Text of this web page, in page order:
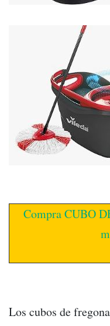
Compra CUBO
Los cubos de